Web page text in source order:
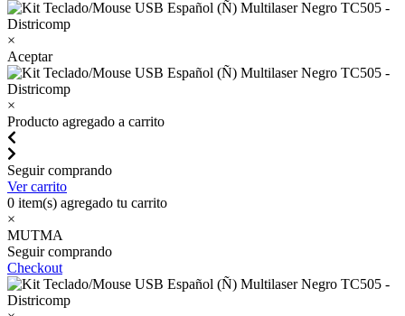
×
Aceptar
×
Producto agregado a carrito
Seguir comprando
Ver carrito
0 item(s) agregado tu carrito
×
MUTMA
Seguir comprando
Checkout